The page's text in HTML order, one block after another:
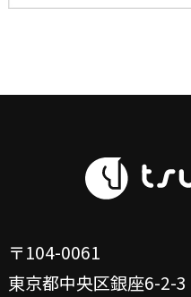
〒104-0061
東京都中央区銀座6-2-3